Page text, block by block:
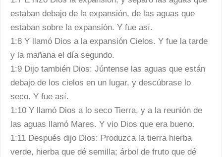
estaban debajo de la expansión, de las aguas que
estaban sobre la expansión. Y fue así.
1:8 Y llamó Dios a la expansión Cielos. Y fue la tarde
y la mañana el día segundo.
1:9 Dijo también Dios: Júntense las aguas que están
debajo de los cielos en un lugar, y descúbrase lo
seco. Y fue así.
1:10 Y llamó Dios a lo seco Tierra, y a la reunión de
las aguas llamó Mares. Y vio Dios que era bueno.
1:11 Después dijo Dios: Produzca la tierra hierba
verde, hierba que dé semilla; árbol de fruto que dé